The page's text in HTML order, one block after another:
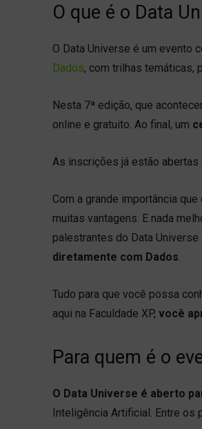
O que é o Data
O Data Universe é um evento
Dados, com trilhas temáticas,
Nesta 7ª edição, que
online e gratuito. Ao final, um
As inscrições já estão
Com a grande importância
muitas vantagens. E nada
palestrantes do Data
diretamente com Dados
Tudo para que você possa
aqui na Faculdade XP, você
Para quem é o
O Data Universe é aberto
Inteligência Artificial. Entre os